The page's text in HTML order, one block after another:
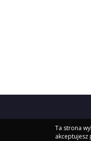
Ta strona
akceptujesz